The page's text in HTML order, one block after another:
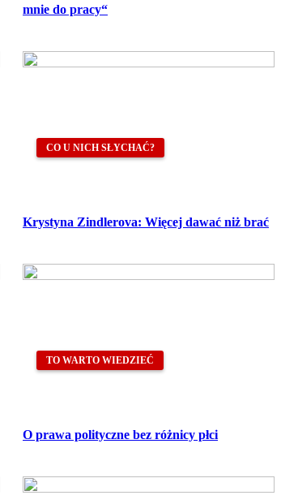
mnie do pracy“
CO U NICH SŁYCHAĆ?
Krystyna Zindlerova: Więcej dawać niż brać
TO WARTO WIEDZIEĆ
O prawa polityczne bez różnicy płci